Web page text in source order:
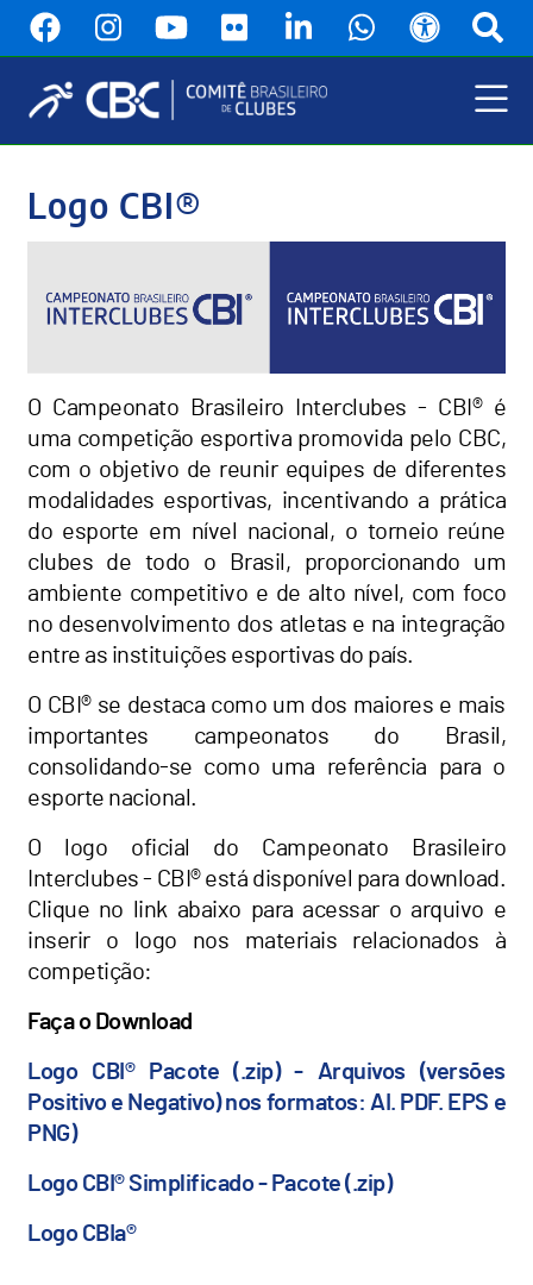
conteúdo
Principal
Logo CBI®
O Campeonato Brasileiro Interclubes - CBI® é
uma competição esportiva promovida pelo CBC,
com o objetivo de reunir equipes de diferentes
modalidades esportivas, incentivando a prática
do esporte em nível nacional, o torneio reúne
clubes de todo o Brasil, proporcionando um
ambiente competitivo e de alto nível, com foco
no desenvolvimento dos atletas e na integração
entre as instituições esportivas do país.
O CBI® se destaca como um dos maiores e mais
importantes campeonatos do Brasil,
consolidando-se como uma referência para o
esporte nacional.
O logo oficial do Campeonato Brasileiro
Interclubes - CBI® está disponível para download.
Clique no link abaixo para acessar o arquivo e
inserir o logo nos materiais relacionados à
competição:
Faça o Download
Logo CBI® Pacote (.zip) - Arquivos (versões
Positivo e Negativo) nos formatos: AI. PDF. EPS e
PNG)
Logo CBI® Simplificado - Pacote (.zip)
Logo CBIa®